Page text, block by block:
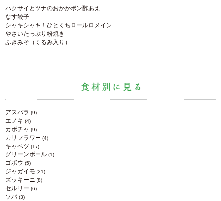
ハクサイとツナのおかかポン酢あえ
なす餃子
シャキシャキ！ひとくちロールロメイン
やさいたっぷり粉焼き
ふきみそ（くるみ入り）
アスパラ (9)
エノキ (4)
カボチャ (9)
カリフラワー (4)
キャベツ (17)
グリーンボール (1)
ゴボウ (5)
ジャガイモ (21)
ズッキーニ (8)
セルリー (6)
ソバ(3)